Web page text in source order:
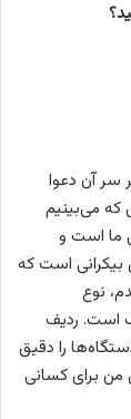
سر آن دعوا
که می‌بینیم
ما است و
بیکرانی است که
نوع
است. ردیف
را دقیق
من برای کسانی